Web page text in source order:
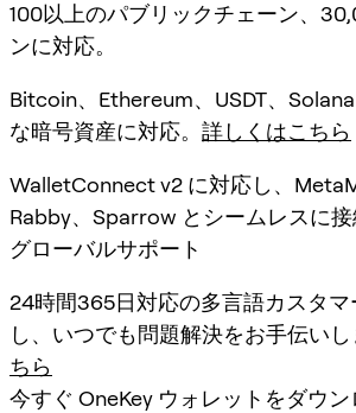
100以上のパブリックチェーン、
ンに対応。
Bitcoin、Ethereum、USDT、
な暗号資産に対応。 詳しくはこちら
WalletConnect v2 に対応し、
Rabby、Sparrow とシームレスに接
グローバルサポート
24時間365日対応の多言語カスタ
し、いつでも問題解決をお手伝いし
ちら
今すぐ OneKey ウォレットをダウン